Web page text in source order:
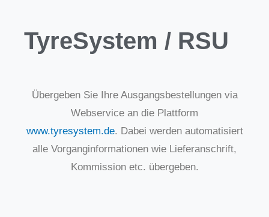
TyreSystem / RSU
Übergeben Sie Ihre Ausgangsbestellungen via
Webservice an die Plattform
www.tyresystem.de. Dabei werden automatisiert
alle Vorganginformationen wie Lieferanschrift,
Kommission etc. übergeben.